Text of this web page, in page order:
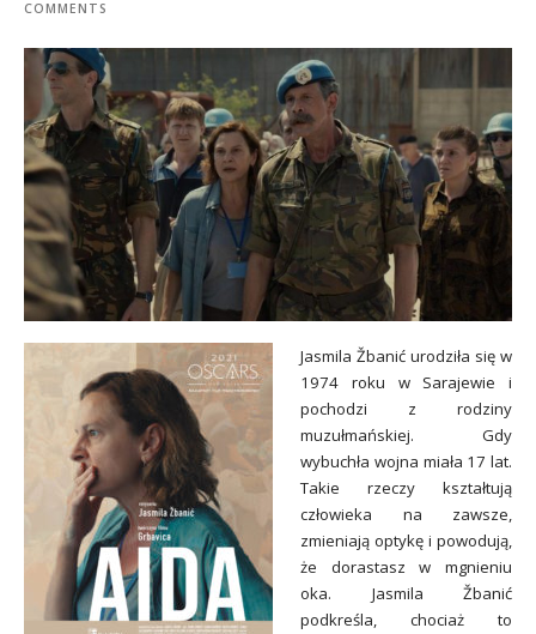
COMMENTS
Jasmila Žbanić urodziła się w
1974 roku w Sarajewie i
pochodzi z rodziny
muzułmańskiej. Gdy
wybuchła wojna miała 17 lat.
Takie rzeczy kształtują
człowieka na zawsze,
zmieniają optykę i powodują,
że dorastasz w mgnieniu
oka. Jasmila Žbanić
podkreśla, chociaż to